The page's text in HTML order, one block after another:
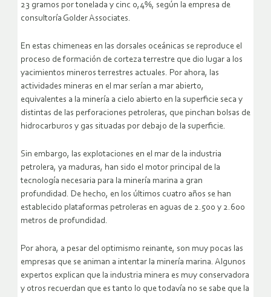
23 gramos por tonelada y cinc 0,4%, según la empresa de
consultoría Golder Associates.
En estas chimeneas en las dorsales oceánicas se reproduce el
proceso de formación de corteza terrestre que dio lugar a los
yacimientos mineros terrestres actuales. Por ahora, las
actividades mineras en el mar serían a mar abierto,
equivalentes a la minería a cielo abierto en la superficie seca y
distintas de las perforaciones petroleras, que pinchan bolsas de
hidrocarburos y gas situadas por debajo de la superficie.
Sin embargo, las explotaciones en el mar de la industria
petrolera, ya maduras, han sido el motor principal de la
tecnología necesaria para la minería marina a gran
profundidad. De hecho, en los últimos cuatro años se han
establecido plataformas petroleras en aguas de 2.500 y 2.600
metros de profundidad.
Por ahora, a pesar del optimismo reinante, son muy pocas las
empresas que se animan a intentar la minería marina. Algunos
expertos explican que la industria minera es muy conservadora
y otros recuerdan que es tanto lo que todavía no se sabe que la